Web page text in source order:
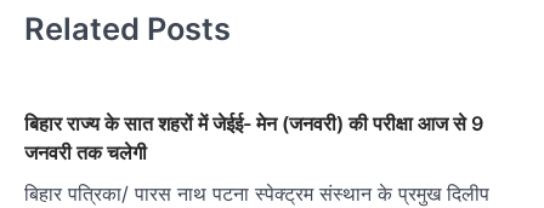
Related Posts
बिहार राज्य के सात शहरों में जेईई- मेन (जनवरी) की परीक्षा आज से 9
जनवरी तक चलेगी
बिहार पत्रिका/ पारस नाथ पटना स्पेक्ट्रम संस्थान के प्रमुख दिलीप